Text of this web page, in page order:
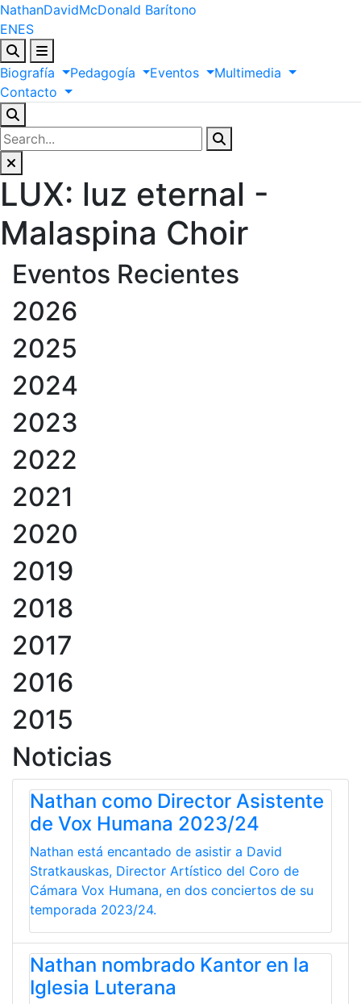
NathanDavidMcDonald Barítono
ENES
Biografía Pedagogía Eventos
Multimedia
Contacto
LUX: luz eternal -
Malaspina Choir
Eventos Recientes
2026
2025
2024
2023
2022
2021
2020
2019
2018
2017
2016
2015
Noticias
Nathan como Director Asistente
de Vox Humana 2023/24
Nathan está encantado de asistir a David
Stratkauskas, Director Artístico del Coro de
Cámara Vox Humana, en dos conciertos de su
temporada 2023/24.
Nathan nombrado Kantor en la
Iglesia Luterana